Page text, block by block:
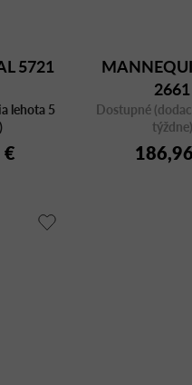
5721
lehota 5
2661
Dostupné
týždne)